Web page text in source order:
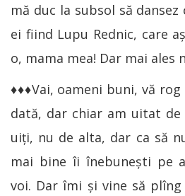
mă duc la subsol să
ei fiind Lupu Rednic, care
o, mama mea! Dar mai ales
♦♦♦Vai, oameni buni, vă
dată, dar chiar am uitat de
uiți, nu de alta, dar ca să
mai bine îi înebunești pe
voi. Dar îmi și vine să